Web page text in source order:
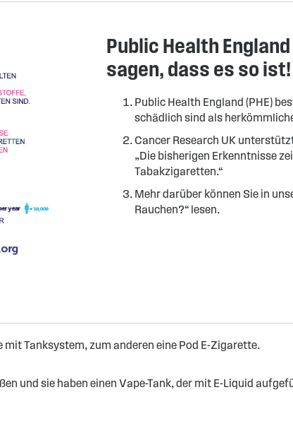
Public Health
sagen, dass es so ist!
Public Health England (PHE)
schädlich sind als
Cancer Research UK
„Die bisherigen Erkenntnisse
Tabakzigaretten.“
Mehr darüber können Sie in
Rauchen?“ lesen.
Tanksystem, zum anderen eine Pod E-Zigarette.
und sie haben einen Vape-Tank, der mit E-Liquid